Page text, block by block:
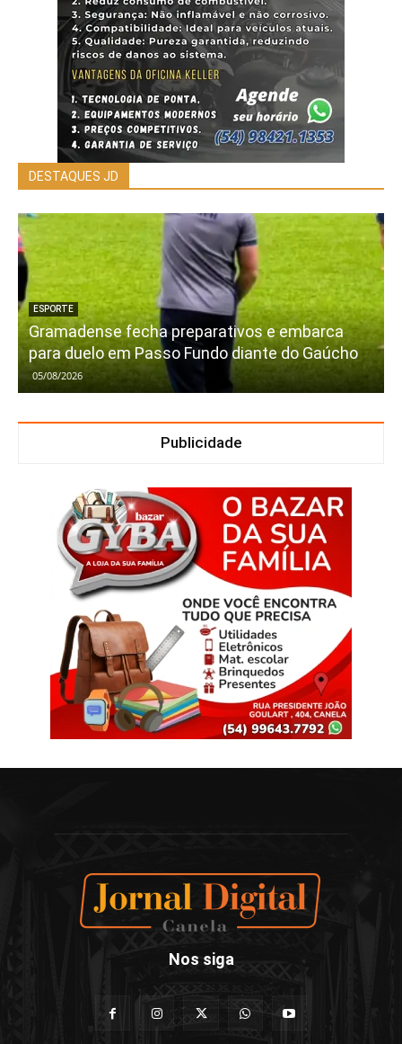
DESTAQUES JD
ESPORTE
Gramadense fecha preparativos e embarca
para duelo em Passo Fundo diante do Gaúcho
05/08/2026
Publicidade
Nos siga